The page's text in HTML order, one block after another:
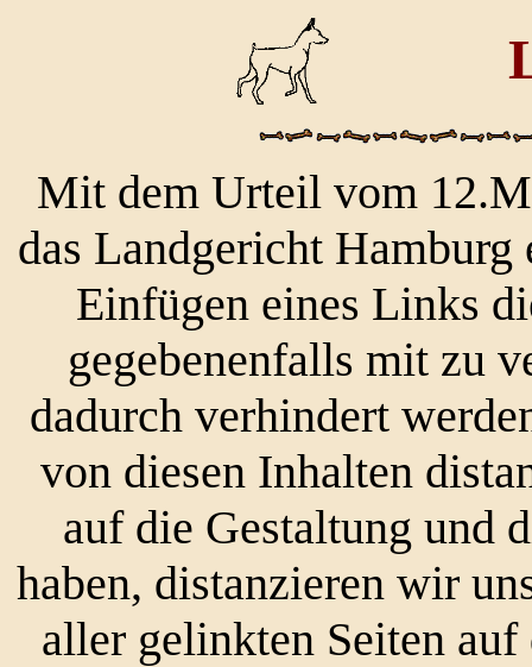
Mit dem Urteil vom
das Landgericht Hamburg
Einfügen eines Links
gegebenenfalls mit zu
dadurch verhindert
von diesen Inhalten
auf die Gestaltung und
haben, distanzieren wir
aller gelinkten Seiten auf